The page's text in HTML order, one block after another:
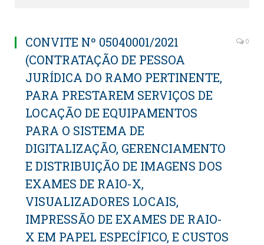
CONVITE Nº 05040001/2021
(CONTRATAÇÃO DE PESSOA
JURÍDICA DO RAMO PERTINENTE,
PARA PRESTAREM SERVIÇOS DE
LOCAÇÃO DE EQUIPAMENTOS
PARA O SISTEMA DE
DIGITALIZAÇÃO, GERENCIAMENTO
E DISTRIBUIÇÃO DE IMAGENS DOS
EXAMES DE RAIO-X,
VISUALIZADORES LOCAIS,
IMPRESSÃO DE EXAMES DE RAIO-
X EM PAPEL ESPECÍFICO, E CUSTOS
0